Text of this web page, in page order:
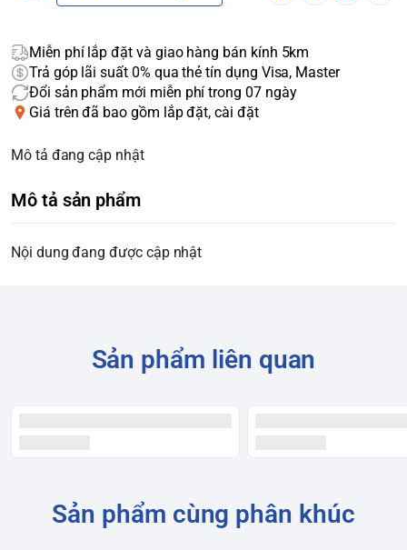
Miễn phí lắp đặt và giao hàng bán kính 5km
Trả góp lãi suất 0% qua thẻ tín dụng Visa, Master
Đổi sản phẩm mới miễn phí trong 07 ngày
Giá trên đã bao gồm lắp đặt, cài đặt
Mô tả đang cập nhật
Mô tả sản phẩm
Nội dung đang được cập nhật
Sản phẩm liên quan
Sản phẩm cùng phân khúc